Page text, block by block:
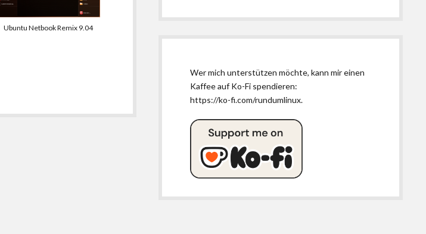
Ubuntu Netbook Remix 9.04
Wer mich unterstützen möchte, kann mir einen
Kaffee auf Ko-Fi spendieren:
https://ko-fi.com/rundumlinux.